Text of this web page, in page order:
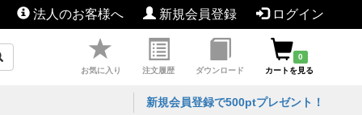
法人のお客様へ 新規会員登録 ログイン
お気に入り 注文履歴 ダウンロード
0
カートを見る
新規会員登録で500ptプレゼント！